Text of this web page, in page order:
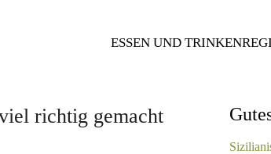
ESSEN UND TRINKEN
richtig gemacht